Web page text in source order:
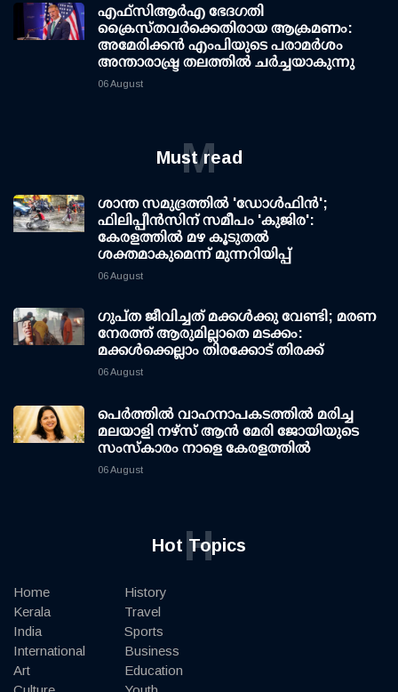
എഫ്‌സി‌ആര്‍‌എ ഭേദഗതി
ക്രൈസ്തവർക്കെതിരായ ആക്രമണം:
അമേരിക്കൻ എംപിയുടെ പരാമർശം
അന്താരാഷ്ട്ര തലത്തിൽ ചർച്ചയാകുന്നു
06 August
Must read
M
ശാന്ത സമുദ്രത്തില്‍ 'ഡോള്‍ഫിന്‍';
ഫിലിപ്പീന്‍സിന് സമീപം 'കുജിര':
കേരളത്തില്‍ മഴ കൂടുതല്‍
ശക്തമാകുമെന്ന് മുന്നറിയിപ്പ്
06 August
ഗുപ്ത ജീവിച്ചത് മക്കള്‍ക്കു വേണ്ടി; മരണ
നേരത്ത് ആരുമില്ലാതെ മടക്കം:
മക്കള്‍ക്കെല്ലാം തിരക്കോട് തിരക്ക്
06 August
പെർത്തിൽ വാഹനാപകടത്തിൽ മരിച്ച
മലയാളി നഴ്സ് ആൻ മേരി ജോയിയുടെ
സംസ്കാരം നാളെ കേരളത്തിൽ
06 August
Hot Topics
H
Home
Kerala
India
International
Art
History
Travel
Sports
Business
Education